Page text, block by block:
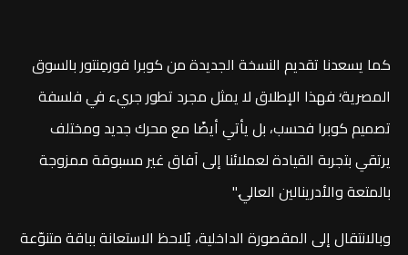
كما يسعدنا تقديم النسخة الجديدة من كوبرا فورمِنتور بالسوق
المصرية؛ فهذا الإطلاق لا يمثل مجرد تطور جريء في فلسفة
تصميم كوبرا فحسب، بل يأتي أيضًا مع محرك جديد ومختلف
يرتقي بتجربة القيادة لعملائنا إلى آفاق غير مسبوقة ممزوجة
بالمتعة والأدرينالين العالي."
وبالانتقال إلى المقصورة الداخلية، يُلاحظ الاستعانة بباقة متنوّعة